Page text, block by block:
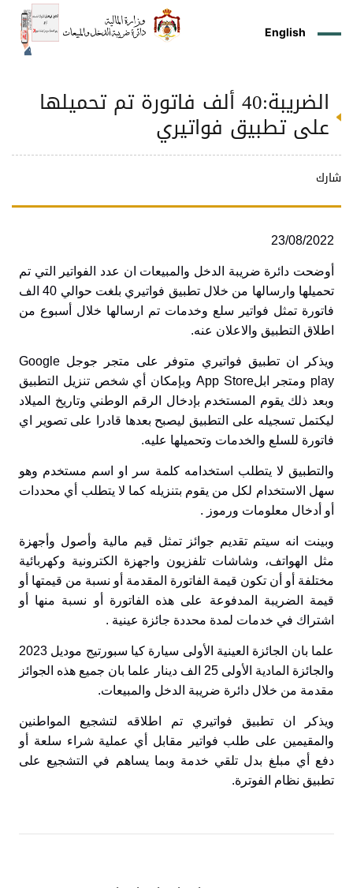
English
الضريبة:40 ألف فاتورة تم تحميلها
على تطبيق فواتيري
شارك
23/08/2022
أوضحت دائرة ضريبة الدخل والمبيعات ان عدد الفواتير التي تم
تحميلها وارسالها من خلال تطبيق فواتيري بلغت حوالي 40 الف
فاتورة تمثل فواتير سلع وخدمات تم ارسالها خلال أسبوع من
اطلاق التطبيق والاعلان عنه.
ويذكر ان تطبيق فواتيري متوفر على متجر جوجل Google
play ومتجر ابلApp Store وبإمكان أي شخص تنزيل التطبيق
وبعد ذلك يقوم المستخدم بإدخال الرقم الوطني وتاريخ الميلاد
ليكتمل تسجيله على التطبيق ليصبح بعدها قادرا على تصوير اي
فاتورة للسلع والخدمات وتحميلها عليه.
والتطبيق لا يتطلب استخدامه كلمة سر او اسم مستخدم وهو
سهل الاستخدام لكل من يقوم بتنزيله كما لا يتطلب أي محددات
أو أدخال معلومات ورموز .
وبينت انه سيتم تقديم جوائز تمثل قيم مالية وأصول وأجهزة
مثل الهواتف، وشاشات تلفزيون واجهزة الكترونية وكهربائية
مختلفة أو أن تكون قيمة الفاتورة المقدمة أو نسبة من قيمتها أو
قيمة الضريبة المدفوعة على هذه الفاتورة أو نسبة منها أو
اشتراك في خدمات لمدة محددة جائزة عينية .
علما بان الجائزة العينية الأولى سيارة كيا سبورتيج موديل 2023
والجائزة المادية الأولى 25 الف دينار علما بان جميع هذه الجوائز
مقدمة من خلال دائرة ضريبة الدخل والمبيعات.
ويذكر ان تطبيق فواتيري تم اطلاقه لتشجيع المواطنين
والمقيمين على طلب فواتير مقابل أي عملية شراء سلعة أو
دفع أي مبلغ بدل تلقي خدمة وبما يساهم في التشجيع على
تطبيق نظام الفوترة.